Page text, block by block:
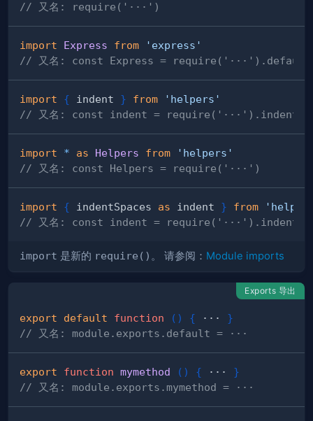
// 又名: require('···')
import Express from
'express'
// 又名: const Express =
import { indent } from
'helpers'
// 又名: const indent = require('···').indent
import * as Helpers from
'helpers'
// 又名: const Helpers = require('···')
import { indentSpaces as indent } from
// 又名: const indent =
import 是新的 require() 。 请参阅： Module imports
Exports 导出
export default function ( ) { ··· }
// 又名: module.exports.default = ···
export function mymethod ( ) { ··· }
// 又名: module.exports.mymethod = ···